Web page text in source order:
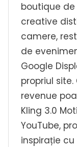
boutique de
creative
camere,
de
Google
propriul
revenue
Kling 3.0
YouTube,
inspirație cu